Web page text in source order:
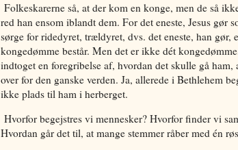
Folkeskarerne så, at der kom en konge, men de så
red han ensom iblandt dem. For det eneste, Jesus gør
sørge for ridedyret, trældyret, dvs. det eneste, han gør,
kongedømme består. Men det er ikke dét
indtoget en foregribelse af, hvordan det skulle gå ham,
over for den ganske verden. Ja, allerede i Bethlehem
ikke plads til ham i herberget.
Hvorfor begejstres vi mennesker? Hvorfor finder vi
Hvordan går det til, at mange stemmer råber med én